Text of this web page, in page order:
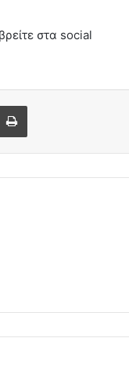
στα social
Email Print